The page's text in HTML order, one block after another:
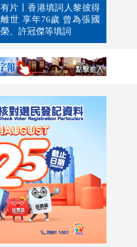
有片丨香港填詞人黎彼得
離世 享年76歲 曾為張國
榮、許冠傑等填詞